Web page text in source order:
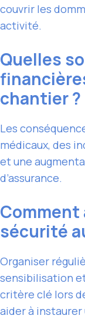
couvrir les
activité.
Quelles
chantier ?
Les
médicaux, des
et une
d’assurance.
sécurité
Organiser
sensibilisation
critère clé lors
aider à